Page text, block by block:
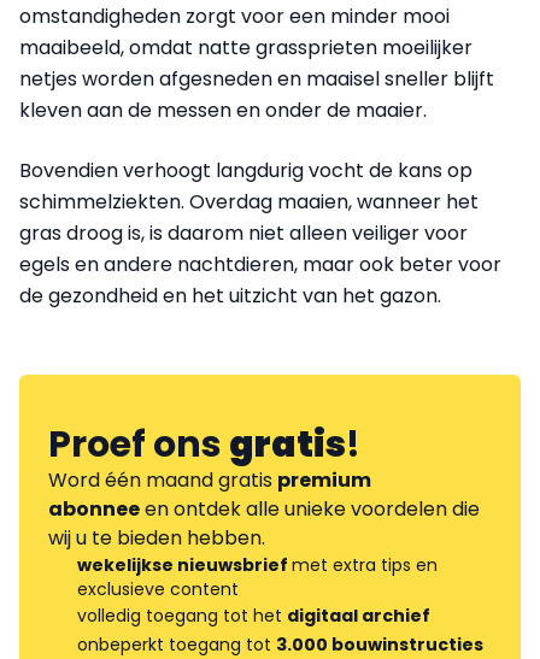
omstandigheden zorgt voor een minder mooi
maaibeeld, omdat natte grassprieten moeilijker
netjes worden afgesneden en maaisel sneller blijft
kleven aan de messen en onder de maaier.
Bovendien verhoogt langdurig vocht de kans op
schimmelziekten. Overdag maaien, wanneer het
gras droog is, is daarom niet alleen veiliger voor
egels en andere nachtdieren, maar ook beter voor
de gezondheid en het uitzicht van het gazon.
Proef onsgratis!
Word één maand gratis premium
abonneeen ontdek alle unieke voordelen die
wij u te bieden hebben.
wekelijkse nieuwsbrief met extra tips en
exclusieve content
volledig toegang tot het digitaal archief
onbeperkt toegang tot 3.000 bouwinstructies